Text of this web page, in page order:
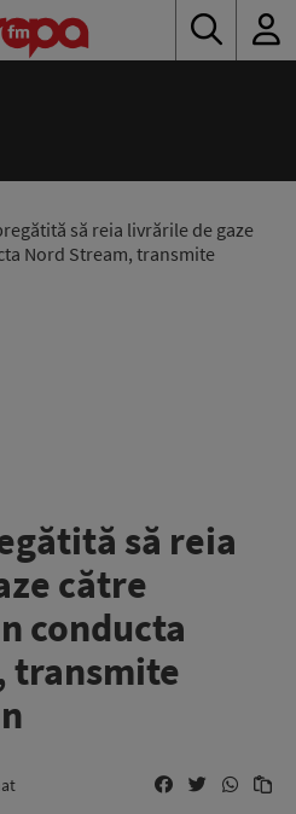
să reia livrările de gaze
Nord Stream, transmite
să reia
către
conducta
transmite